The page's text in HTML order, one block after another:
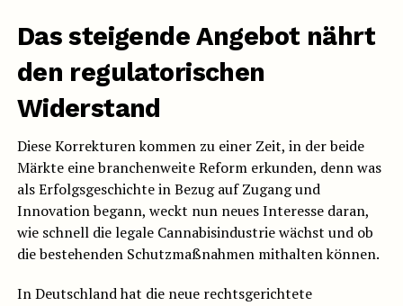
Das steigende Angebot nährt
den regulatorischen
Widerstand
Diese Korrekturen kommen zu einer Zeit, in der beide
Märkte eine branchenweite Reform erkunden, denn was
als Erfolgsgeschichte in Bezug auf Zugang und
Innovation begann, weckt nun neues Interesse daran,
wie schnell die legale Cannabisindustrie wächst und ob
die bestehenden Schutzmaßnahmen mithalten können.
In Deutschland hat die neue rechtsgerichtete